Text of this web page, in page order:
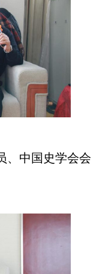
、中国史学会会